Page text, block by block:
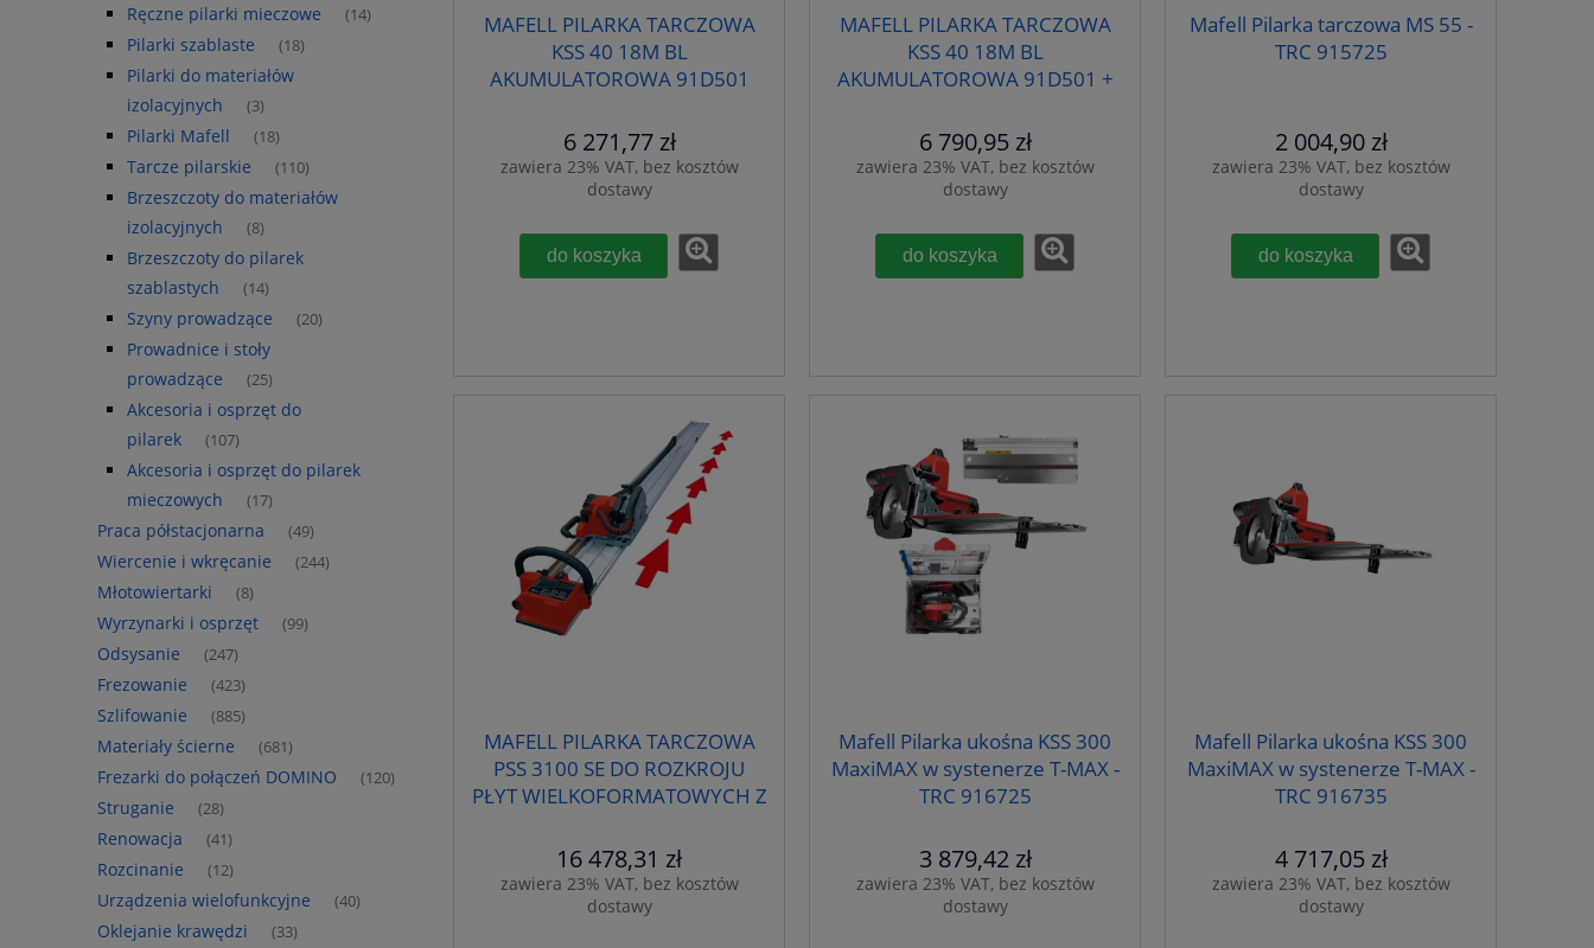
Ręczne pilarki mieczowe (14)
Pilarki szablaste (18)
Pilarki do materiałów
izolacyjnych
(3)
Pilarki Mafell (18)
Tarcze pilarskie (110)
Brzeszczoty do materiałów
izolacyjnych
(8)
Brzeszczoty do pilarek
szablastych
(14)
Szyny prowadzące (20)
Prowadnice i stoły
prowadzące
(25)
Akcesoria i osprzęt do
pilarek
(107)
Akcesoria i osprzęt do pilarek
mieczowych
(17)
Praca półstacjonarna (49)
Wiercenie i wkręcanie (244)
Młotowiertarki (8)
Wyrzynarki i osprzęt (99)
Odsysanie (247)
Frezowanie (423)
Szlifowanie (885)
Materiały ścierne (681)
Frezarki do połączeń DOMINO (120)
Struganie (28)
Renowacja (41)
Rozcinanie (12)
Urządzenia wielofunkcyjne (40)
Oklejanie krawędzi (33)
MAFELL PILARKA TARCZOWA
KSS 40 18M BL
AKUMULATOROWA 91D501
6 271,77 zł
zawiera 23% VAT, bez kosztów
dostawy
do koszyka
MAFELL PILARKA TARCZOWA
KSS 40 18M BL
AKUMULATOROWA 91D501 +
092559
6 790,95 zł
zawiera 23% VAT, bez kosztów
dostawy
do koszyka
Mafell Pilarka tarczowa MS 55 -
TRC 915725
2 004,90 zł
zawiera 23% VAT, bez kosztów
dostawy
do koszyka
MAFELL PILARKA TARCZOWA
PSS 3100 SE DO ROZKROJU
PŁYT WIELKOFORMATOWYCH Z
16 478,31 zł
zawiera 23% VAT, bez kosztów
dostawy
Mafell Pilarka ukośna KSS 300
MaxiMAX w systenerze T-MAX -
TRC 916725
3 879,42 zł
zawiera 23% VAT, bez kosztów
dostawy
Mafell Pilarka ukośna KSS 300
MaxiMAX w systenerze T-MAX -
TRC 916735
4 717,05 zł
zawiera 23% VAT, bez kosztów
dostawy